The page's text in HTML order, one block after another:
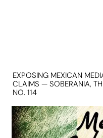
EXPOSING MEXICAN
CLAIMS — SOBERANIA,
NO. 114